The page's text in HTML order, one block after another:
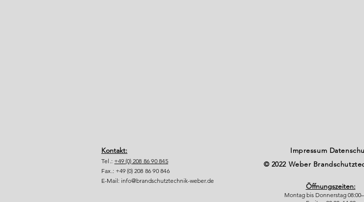
Kontakt:
Tel.: +49 (0) 208 86 90 845
Fax.: +49 (0) 208 86 90 846
E-Mail: info@brandschutztechnik-weber.de
Impressum
© 2022 Weber
Öffnungszeiten:
Montag bis Donnerstag